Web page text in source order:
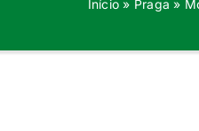
Início » Praga »